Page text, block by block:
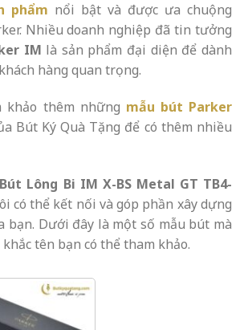
phẩm nổi bật và được ưa chuộng
Nhiều doanh nghiệp đã tin tưởng
IM là sản phẩm đại diện để dành
hàng quan trọng.
khảo thêm những mẫu bút Parker
Bút Ký Quà Tặng để có thêm nhiều
Bút Lông Bi IM X-BS Metal GT TB4-
có thể kết nối và góp phần xây dựng
bạn. Dưới đây là một số mẫu bút mà
tên bạn có thể tham khảo.